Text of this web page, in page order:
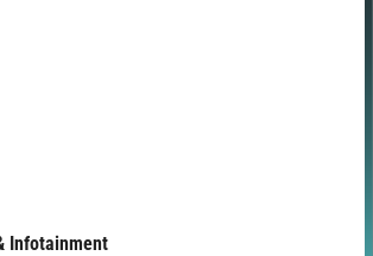
Infotainment